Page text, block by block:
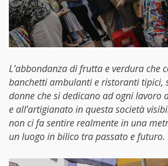
L’abbondanza di frutta e verdura che
banchetti ambulanti e ristoranti tipici,
donne che si dedicano ad ogni lavoro
e all’artigianato in questa società
non ci fa sentire realmente in una
un luogo in bilico tra passato e futuro.